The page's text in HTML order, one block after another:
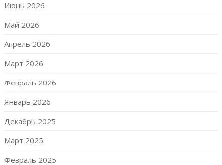
Июнь 2026
Май 2026
Апрель 2026
Март 2026
Февраль 2026
Январь 2026
Декабрь 2025
Март 2025
Февраль 2025